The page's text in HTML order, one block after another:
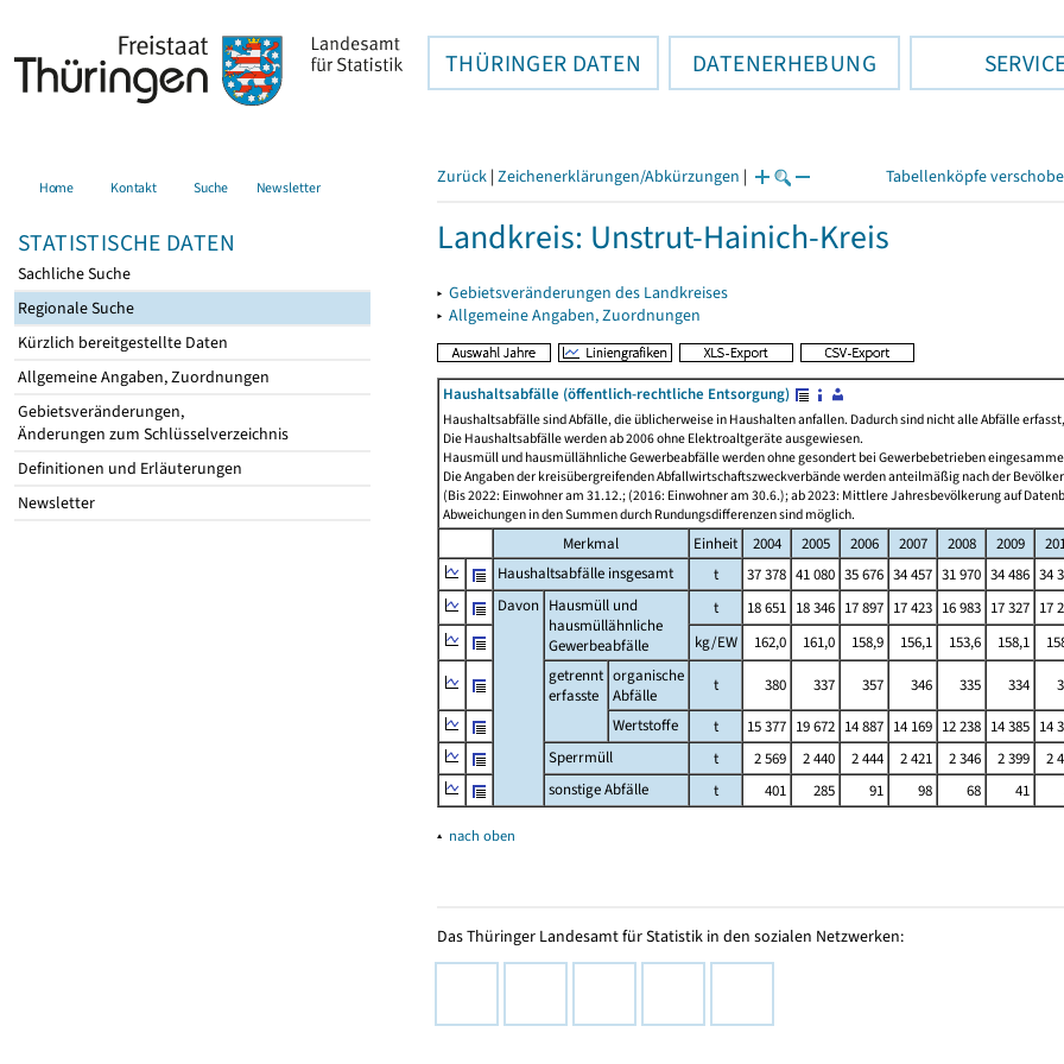
THÜRINGER DATEN DATENERHEBUNG
Home Kontakt Suche Newsletter
STATISTISCHE DATEN
Sachliche Suche
Regionale Suche
Kürzlich bereitgestellte Daten
Allgemeine Angaben, Zuordnungen
Gebietsveränderungen,
Änderungen zum Schlüsselverzeichnis
Definitionen und Erläuterungen
Newsletter
Zurück | Zeichenerklärungen/Abkürzungen | Tabellenköpfe
Landkreis: Unstrut-Hainich-Kreis
▸ Gebietsveränderungen des Landkreises
▸ Allgemeine Angaben, Zuordnungen
Haushaltsabfälle (öffentlich-rechtliche Entsorgung)
Haushaltsabfälle sind Abfälle, die üblicherweise in Haushalten anfallen. Dadurch sind nicht alle Abfälle
Die Haushaltsabfälle werden ab 2006 ohne Elektroaltgeräte ausgewiesen.
Hausmüll und hausmüllähnliche Gewerbeabfälle werden ohne gesondert bei Gewerbebetrieben
Die Angaben der kreisübergreifenden Abfallwirtschaftszweckverbände werden anteilmäßig nach der
(Bis 2022: Einwohner am 31.12.; (2016: Einwohner am 30.6.); ab 2023: Mittlere Jahresbevölkerung auf
Abweichungen in den Summen durch Rundungsdifferenzen sind möglich.
Merkmal Einheit 2004 2005 2006 2007 2008 2009
Haushaltsabfälle insgesamt
t 37 378 41 080 35 676 34 457 31 970 34 486 34
Davon Hausmüll und
hausmüllähnliche
Gewerbeabfälle
t 18 651 18 346 17 897 17 423 16 983 17 327 17
kg/EW
162,0 161,0 158,9 156,1 153,6 158,1
getrennt
erfasste
organische
Abfälle
t 380 337 357 346 335 334
Wertstoffe
t 15 377 19 672 14 887 14 169 12 238 14 385 14
Sperrmüll
t 2 569 2 440 2 444 2 421 2 346 2 399 2
sonstige Abfälle
t 401 285 91 98 68 41
▴ nach oben
Das Thüringer Landesamt für Statistik in den sozialen Netzwerken: